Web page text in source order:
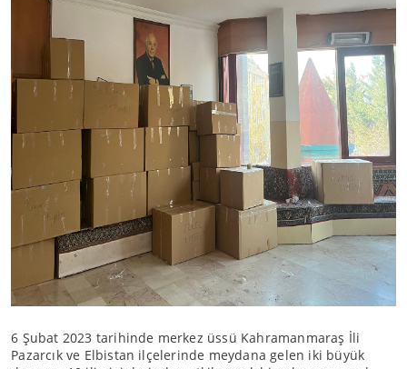
6 Şubat 2023 tarihinde merkez üssü Kahramanmaraş İli
Pazarcık ve Elbistan ilçelerinde meydana gelen iki büyük